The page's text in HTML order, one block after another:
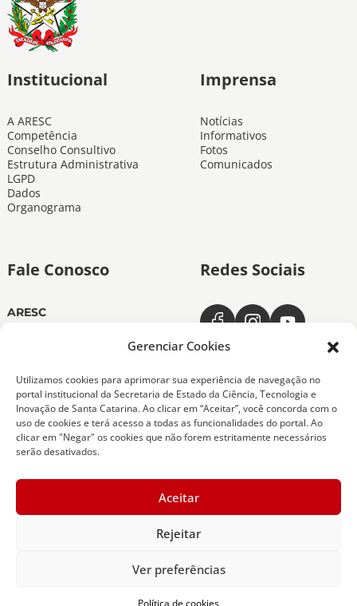
Gerenciar Cookies
Utilizamos cookies para aprimorar sua experiência de navegação no
portal institucional da Secretaria de Estado da Ciência, Tecnologia e
Inovação de Santa Catarina. Ao clicar em “Aceitar”, você concorda com o
uso de cookies e terá acesso a todas as funcionalidades do portal. Ao
clicar em "Negar" os cookies que não forem estritamente necessários
serão desativados.
Aceitar
Rejeitar
Ver preferências
Política de cookies
Institucional
A ARESC
Competência
Conselho Consultivo
Estrutura Administrativa
LGPD
Dados
Organograma
Imprensa
Notícias
Informativos
Fotos
Comunicados
Fale Conosco
ARESC
ARESC Ouvidoria
Dias úteis das 7h às 19h
0800-6432611
(48) 9 9151-0276
Redes Sociais
Copyright 2026 Todos os Direitos Reservados
ARESC - Agência de Regulação de Serviços Públicos
de Santa Catarina -Desenvolvedor - SCTI